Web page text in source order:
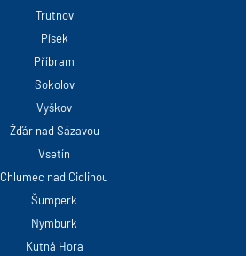
Trutnov
Písek
Příbram
Sokolov
Vyškov
Žďár nad Sázavou
Vsetín
Chlumec nad Cidlinou
Šumperk
Nymburk
Kutná Hora